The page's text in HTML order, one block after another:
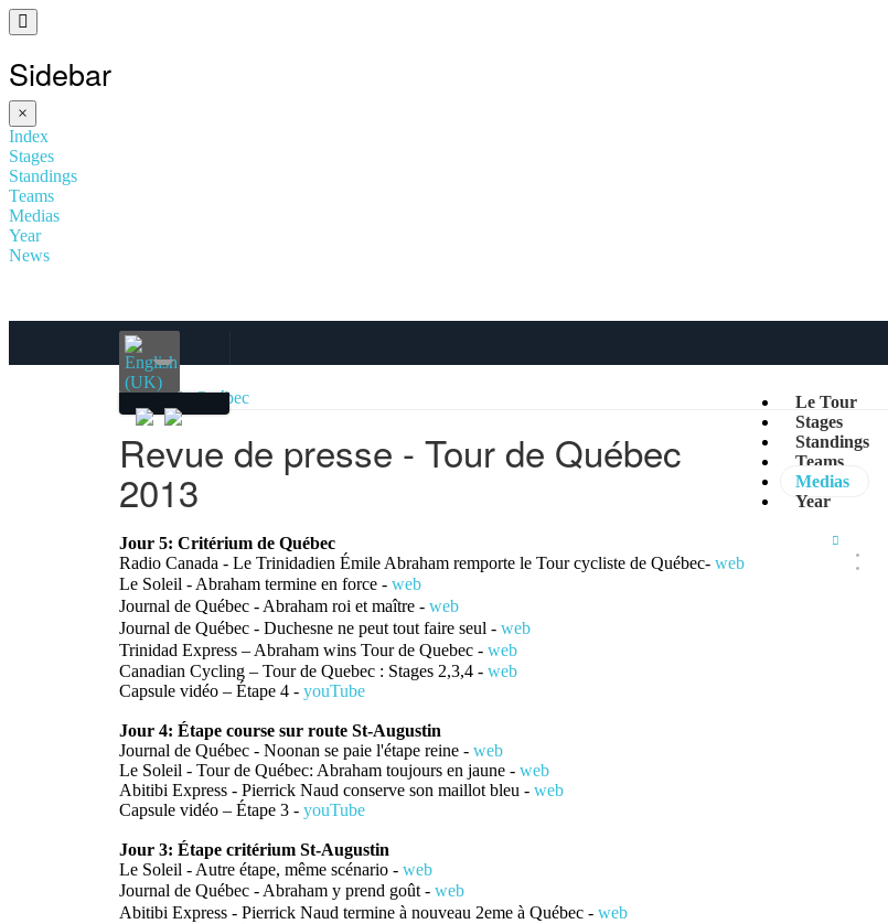
Sidebar
×
Index
Stages
Standings
Teams
Medias
Year
News
Le Tour
Stages
Standings
Teams
Medias
Year
Revue de presse - Tour de Québec
2013
Jour 5: Critérium de Québec
Radio Canada - Le Trinidadien Émile Abraham remporte le Tour cycliste de Québec- web
Le Soleil - Abraham termine en force - web
Journal de Québec - Abraham roi et maître - web
Journal de Québec - Duchesne ne peut tout faire seul - web
Trinidad Express – Abraham wins Tour de Quebec - web
Canadian Cycling – Tour de Quebec : Stages 2,3,4 - web
Capsule vidéo – Étape 4 - youTube
Jour 4: Étape course sur route St-Augustin
Journal de Québec - Noonan se paie l'étape reine - web
Le Soleil - Tour de Québec: Abraham toujours en jaune - web
Abitibi Express - Pierrick Naud conserve son maillot bleu - web
Capsule vidéo – Étape 3 - youTube
Jour 3: Étape critérium St-Augustin
Le Soleil - Autre étape, même scénario - web
Journal de Québec - Abraham y prend goût - web
Abitibi Express - Pierrick Naud termine à nouveau 2eme à Québec - web